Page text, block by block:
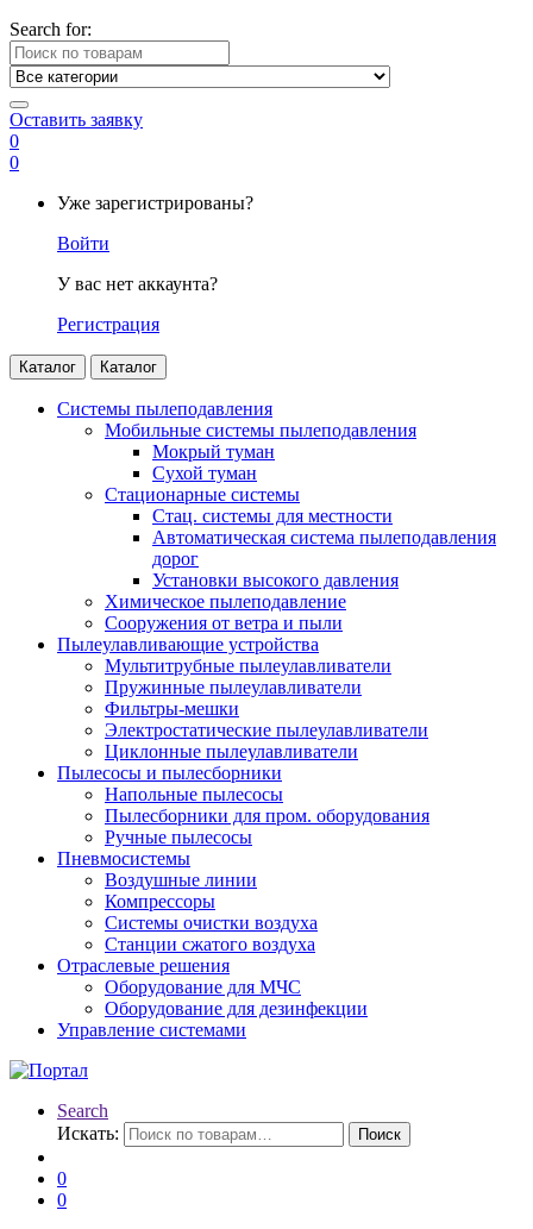
Search for:
Оставить заявку
0
0
Уже зарегистрированы?
Войти
У вас нет аккаунта?
Регистрация
Каталог Каталог
Системы пылеподавления
Мобильные системы пылеподавления
Мокрый туман
Сухой туман
Стационарные системы
Стац. системы для местности
Автоматическая система пылеподавления
дорог
Установки высокого давления
Химическое пылеподавление
Сооружения от ветра и пыли
Пылеулавливающие устройства
Мультитрубные пылеулавливатели
Пружинные пылеулавливатели
Фильтры-мешки
Электростатические пылеулавливатели
Циклонные пылеулавливатели
Пылесосы и пылесборники
Напольные пылесосы
Пылесборники для пром. оборудования
Ручные пылесосы
Пневмосистемы
Воздушные линии
Компрессоры
Системы очистки воздуха
Станции сжатого воздуха
Отраслевые решения
Оборудование для МЧС
Оборудование для дезинфекции
Управление системами
Search
Искать:
Поиск
0
0